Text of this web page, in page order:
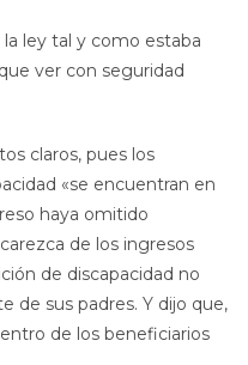
ley tal y como estaba
ver con seguridad
claros, pues los
«se encuentran en
haya omitido
de los ingresos
de discapacidad no
de sus padres. Y dijo que,
de los beneficiarios